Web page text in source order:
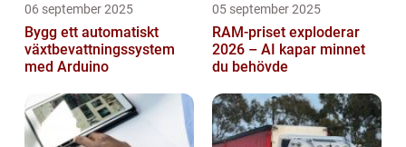
06 september 2025
Bygg ett automatiskt
växtbevattningssystem
med Arduino
05 september 2025
RAM-priset exploderar
2026 – AI kapar minnet
du behövde